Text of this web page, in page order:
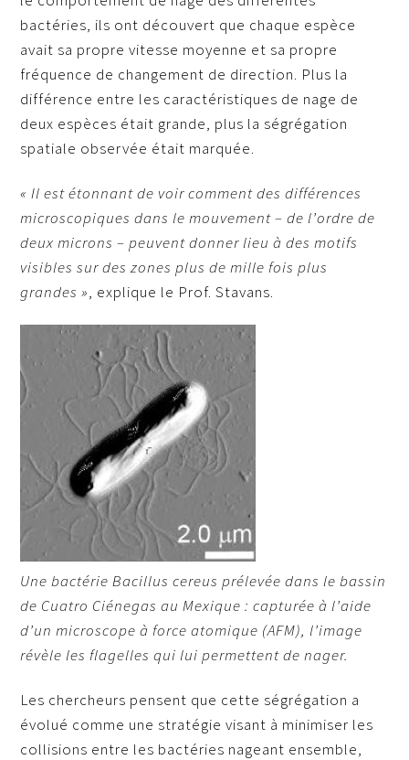
bactéries, ils ont découvert que chaque espèce
avait sa propre vitesse moyenne et sa propre
fréquence de changement de direction. Plus la
différence entre les caractéristiques de nage de
deux espèces était grande, plus la ségrégation
spatiale observée était marquée.
« Il est étonnant de voir comment des différences
microscopiques dans le mouvement – de l’ordre de
deux microns – peuvent donner lieu à des motifs
visibles sur des zones plus de mille fois plus
grandes », explique le Prof. Stavans.
Une bactérieBacillus cereus prélevée dans le bassin
de Cuatro Ciénegas au Mexique : capturée à l’aide
d’un microscope à force atomique (AFM), l’image
révèle les flagelles qui lui permettent de nager.
Les chercheurs pensent que cette ségrégation a
évolué comme une stratégie visant à minimiser les
collisions entre les bactéries nageant ensemble,